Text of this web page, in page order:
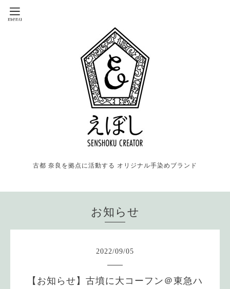
古都 奈良を拠点に活動する オリジナル手染めブランド
お知らせ
2022/09/05
【お知らせ】古墳に大コーフン＠東急ハ